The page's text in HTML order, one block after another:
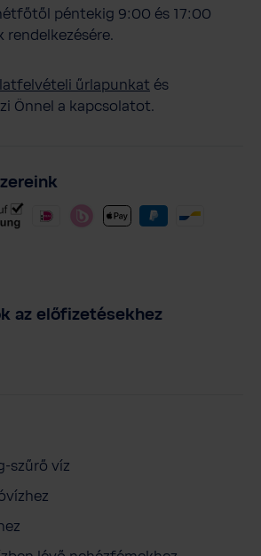
péntekig 9:00 és 17:00
rendelkezésére.
űrlapunkat és
Önnel a kapcsolatot.
az előfizetésekhez
szűrő víz